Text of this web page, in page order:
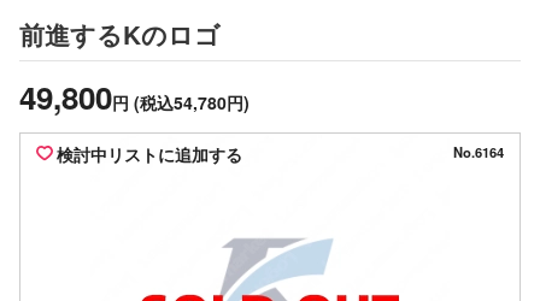
前進するKのロゴ
49,800円 (税込54,780円)
検討中リストに追加する No.6164